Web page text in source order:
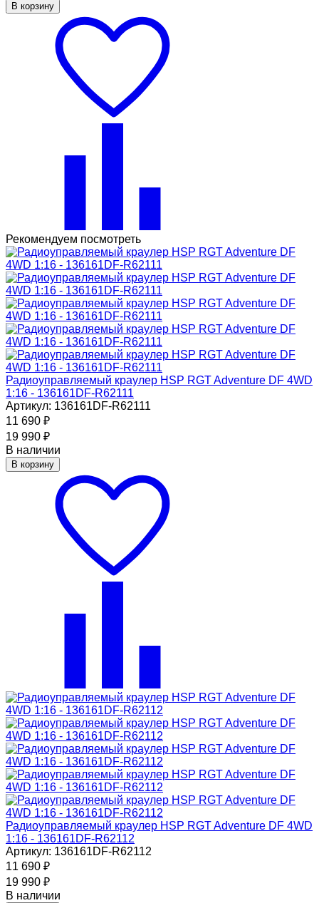
В корзину
Рекомендуем посмотреть
Радиоуправляемый краулер HSP RGT Adventure DF 4WD
1:16 - 136161DF-R62111
Артикул: 136161DF-R62111
11 690 ₽
19 990 ₽
В наличии
В корзину
Радиоуправляемый краулер HSP RGT Adventure DF 4WD
1:16 - 136161DF-R62112
Артикул: 136161DF-R62112
11 690 ₽
19 990 ₽
В наличии